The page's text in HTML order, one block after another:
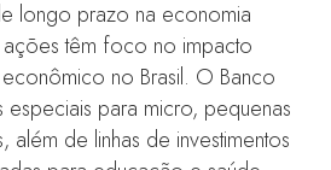
longo prazo na economia
ações têm foco no impacto
no Brasil. O Banco
para micro, pequenas
além de linhas de investimentos